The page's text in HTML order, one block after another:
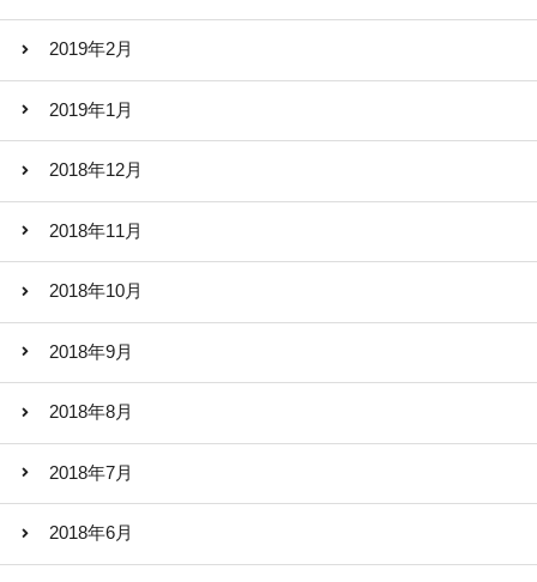
2019年2月
2019年1月
2018年12月
2018年11月
2018年10月
2018年9月
2018年8月
2018年7月
2018年6月